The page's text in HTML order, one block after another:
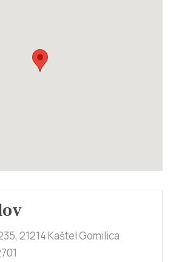
21214 Kaštel Gomilica